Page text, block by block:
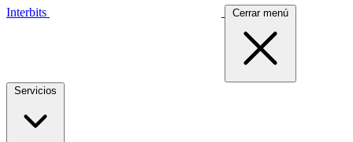
Interbits Cerrar menú
Servicios